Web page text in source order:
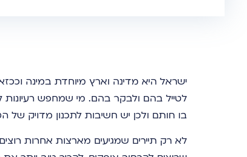
ישראל היא מדינה וארץ מיוחדת במינה
לטייל בהם ולבקר בהם. מי שמחפש רעיונות
בו חותם ולכן יש חשיבות לתכנון מדויק של
לא רק תיירים שמגיעים מארצות אחרות